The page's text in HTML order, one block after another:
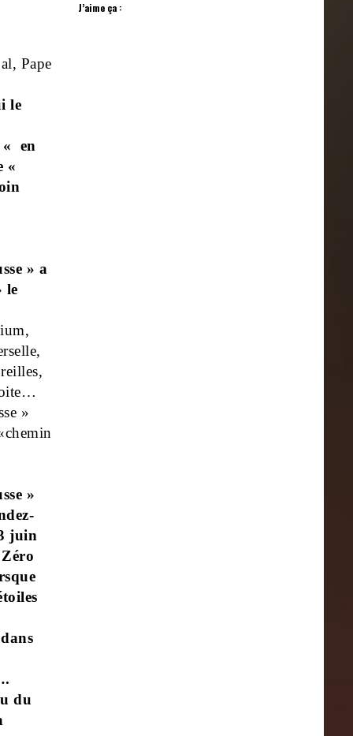
Pape
le
« en
«
» a
le
»
»
juin
du
J’aime ça :